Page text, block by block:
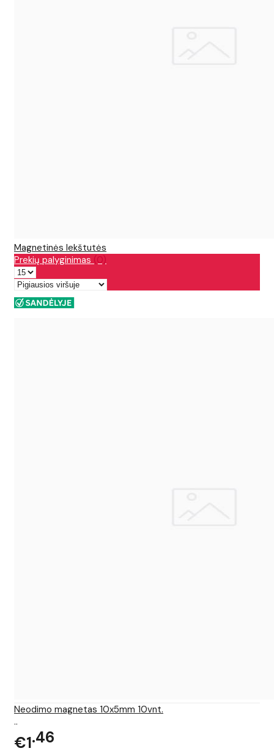
Magnetinės lekštutės
Prekių palyginimas (0)
Neodimo magnetas 10x5mm 10vnt.
..
€1 46